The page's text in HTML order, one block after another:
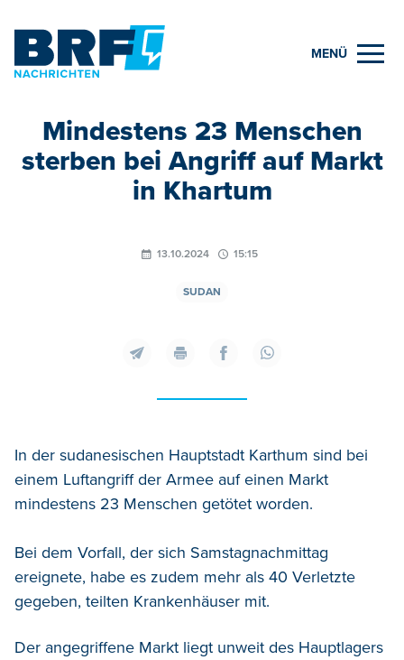
MENÜ
Mindestens 23 Menschen
sterben bei Angriff auf Markt
in Khartum
13.10.2024 15:15
SUDAN
In der sudanesischen Hauptstadt Karthum sind bei
einem Luftangriff der Armee auf einen Markt
mindestens 23 Menschen getötet worden.
Bei dem Vorfall, der sich Samstagnachmittag
ereignete, habe es zudem mehr als 40 Verletzte
gegeben, teilten Krankenhäuser mit.
Der angegriffene Markt liegt unweit des Hauptlagers